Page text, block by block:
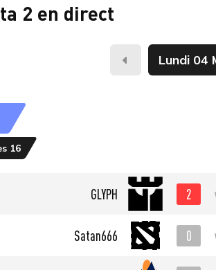
2 en direct
Hier
16
GLYPH 2
Satan666 0